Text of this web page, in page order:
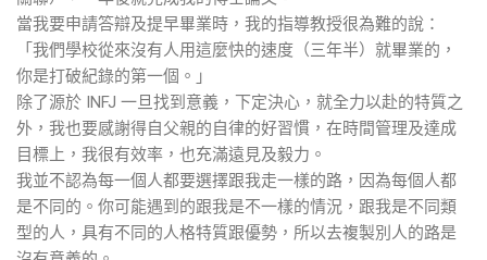
當我要申請答辯及提早畢業時，我的指導教授很為難的說：
「我們學校從來沒有人用這麼快的速度（三年半）就畢業的，
你是打破紀錄的第一個。」
除了源於 INFJ 一旦找到意義，下定決心，就全力以赴的特質之
外，我也要感謝得自父親的自律的好習慣，在時間管理及達成
目標上，我很有效率，也充滿遠見及毅力。
我並不認為每一個人都要選擇跟我走一樣的路，因為每個人都
是不同的。你可能遇到的跟我是不一樣的情況，跟我是不同類
型的人，具有不同的人格特質跟優勢，所以去複製別人的路是